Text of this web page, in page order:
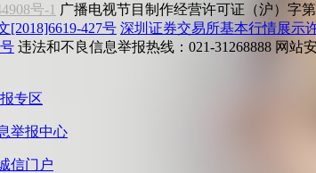
号-1 广播电视节目制作经营许可证（沪）字
[2018]6619-427号 深圳证券交易所基本行情展示
违法和不良信息举报热线：021-31268888 网站
专区
举报中心
信门户